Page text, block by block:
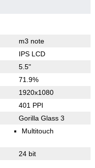
m3 note
IPS LCD
5.5"
71.9%
1920x1080
401 PPI
Gorilla Glass 3
Multitouch
24 bit